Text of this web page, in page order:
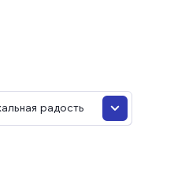
радость
радость